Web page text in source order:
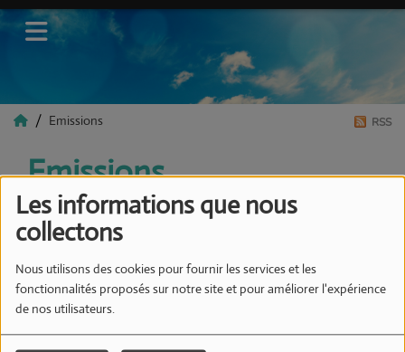
Les informations que nous
collectons
Nous utilisons des cookies pour fournir les services et les
fonctionnalités proposés sur notre site et pour améliorer l'expérience
de nos utilisateurs.
Emissions
Emissions
RSS